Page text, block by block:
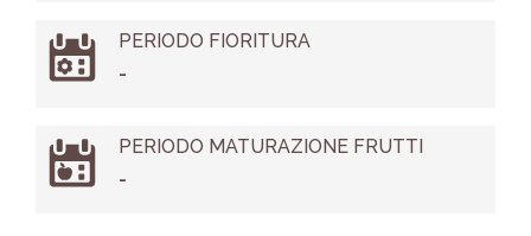
PERIODO FIORITURA
-
PERIODO MATURAZIONE FRUTTI
-